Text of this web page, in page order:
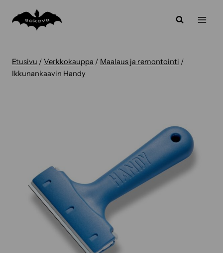
sisältöön
Etusivu / Verkkokauppa / Maalaus ja remontointi /
Ikkunankaavin Handy